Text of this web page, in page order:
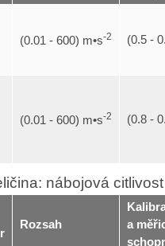
(0.01 - 600) m•s-2 (0.5 -
(0.01 - 600) m•s-2 (0.8 -
nábojová
Rozsah
a